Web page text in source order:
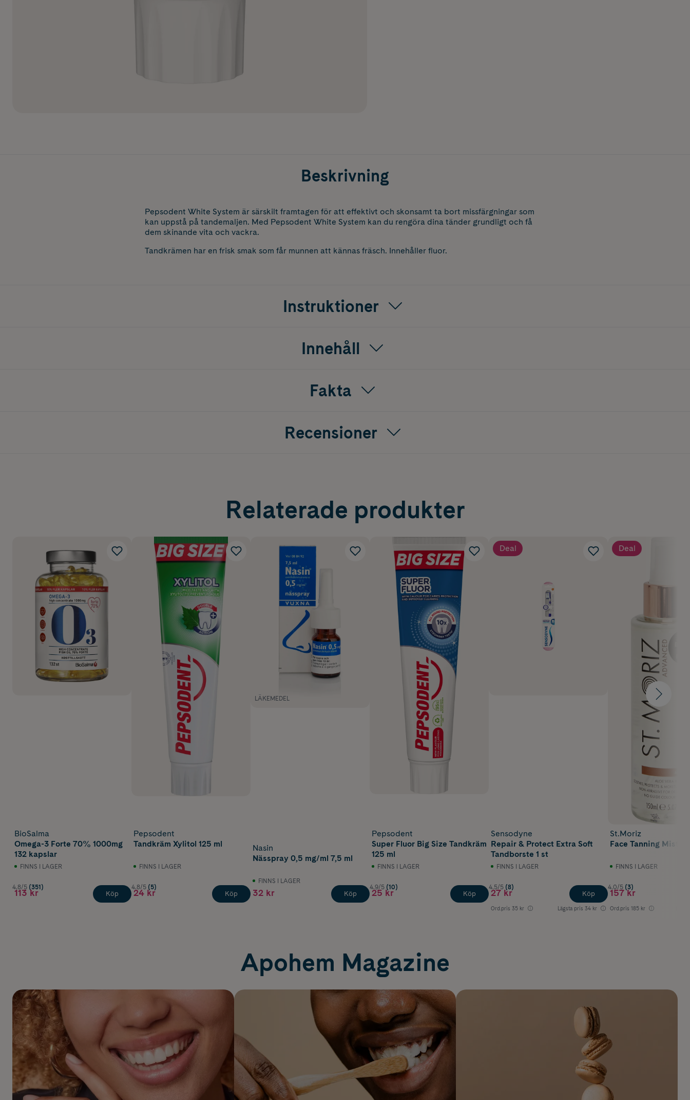
Beskrivning
Pepsodent White System är särskilt framtagen för att effektivt och skonsamt ta bort missfärgningar som
kan uppstå på tandemaljen. Med Pepsodent White System kan du rengöra dina tänder grundligt och få
dem skinande vita och vackra.
Tandkrämen har en frisk smak som får munnen att kännas fräsch. Innehåller fluor.
Instruktioner
Innehåll
Fakta
Recensioner
Relaterade produkter
BioSalma
Omega-3 Forte 70% 1000mg
132 kapslar
FINNS I LAGER
4.8/5 (351)
113 kr Köp
Pepsodent
Tandkräm Xylitol 125 ml
FINNS I LAGER
4.8/5 (5)
24 kr Köp
LÄKEMEDEL
Nasin
Nässpray 0,5 mg/ml 7,5 ml
FINNS I LAGER
32 kr Köp
Pepsodent
Super Fluor Big Size Tandkräm
125 ml
FINNS I LAGER
4.9/5 (10)
25 kr Köp
Deal
Sensodyne
Repair & Protect Extra Soft
Tandborste 1 st
FINNS I LAGER
4.5/5 (8)
27 kr
Ord.pris 35 kr Lägsta pris 34 kr
Köp
Deal
St.Moriz
Face Tanning Mist
FINNS I LAGER
4.0/5 (3)
157 kr
Ord.pris 185 kr
Apohem Magazine